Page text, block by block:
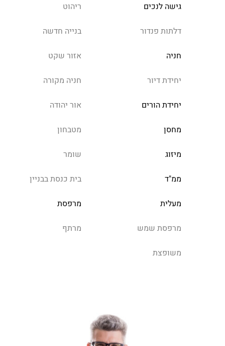
גישה לנכים ריהוט
דלתות פנדור בנייה חדשה
חניה אזור שקט
יחידת דיור חניה מקורה
יחידת הורים אור יהודה
מחסן מטבחון
מיזוג שומר
ממ"ד בית כנסת בבניין
מעלית מרפסת
מרפסת שמש מרתף
משופצת